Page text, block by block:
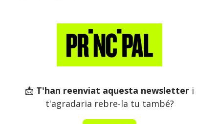
📩 T'han reenviat aquesta newsletter i
t'agradaria rebre-la tu també?